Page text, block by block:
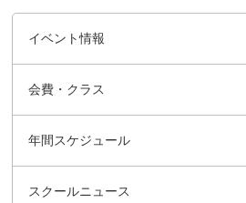
イベント情報
会費・クラス
年間スケジュール
スクールニュース